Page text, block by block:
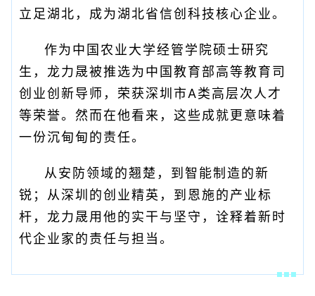
立足湖北，成为湖北省信创科技核心企业。
作为中国农业大学经管学院硕士研究
生，龙力晟被推选为中国教育部高等教育司
创业创新导师，荣获深圳市A类高层次人才
等荣誉。然而在他看来，这些成就更意味着
一份沉甸甸的责任。
从安防领域的翘楚，到智能制造的新
锐；从深圳的创业精英，到恩施的产业标
杆，龙力晟用他的实干与坚守，诠释着新时
代企业家的责任与担当。